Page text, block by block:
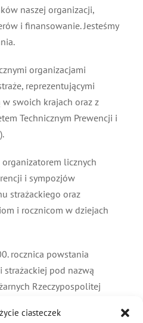
ciasteczek
naszej organizacji,
i finansowanie. Jesteśmy
organizacjami
reprezentującymi
swoich krajach oraz z
Technicznym Prewencji i
organizatorem licznych
i sympozjów
strażackiego oraz
i rocznicom w dziejach
rocznica powstania
pod nazwą
Rzeczypospolitej
Pożarnych Rzeczypospolitej